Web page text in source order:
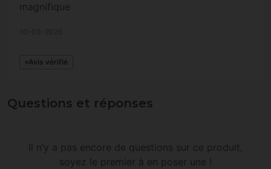
magnifique
Avis vérifié
Questions et réponses
Il n’y a pas encore de questions sur ce produit,
soyez le premier à en poser une !